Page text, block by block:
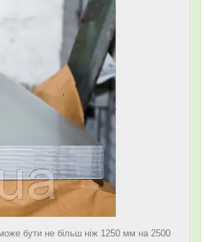
може бути не більш ніж 1250 мм на 2500